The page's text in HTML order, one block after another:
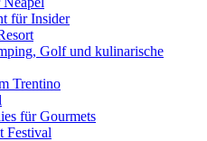
für Insider
Golf und kulinarische
Trentino
für Gourmets
Festival